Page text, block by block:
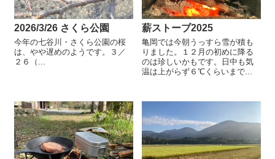
2026/3/26 さくら公園
今年の七谷川・さくら公園の桜
は、やや遅めのようです。３／
２６（...
薪ストーブ2025
亀岡では今朝うっすら雪が積も
りました。１２月の初めに降る
のは珍しいかもです。日中も気
温は上がらず６℃くらいまで...